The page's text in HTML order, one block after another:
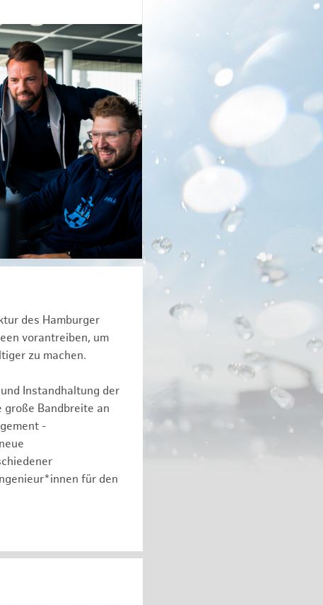
des Hamburger
vorantreiben, um
zu machen.
Instandhaltung der
Bandbreite an
-
für den